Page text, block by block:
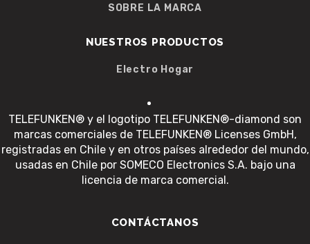
SOBRE LA MARCA
NUESTROS PRODUCTOS
Electro Hogar
TELEFUNKEN® y el logotipo TELEFUNKEN®-diamond son
marcas comerciales de TELEFUNKEN® Licenses GmbH,
registradas en Chile y en otros países alrededor del mundo,
usadas en Chile por SOMECO Electronics S.A. bajo una
licencia de marca comercial.
CONTÁCTANOS